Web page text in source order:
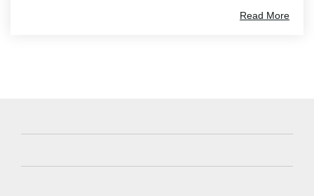
Read More